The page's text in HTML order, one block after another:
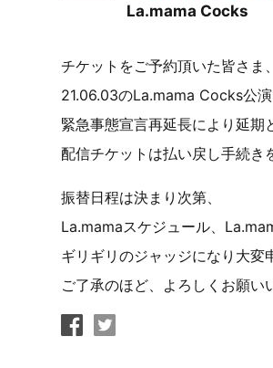
La.mama Cocks
チケットをご予約頂いた皆さま
21.06.03のLa.mama Cocks公演
緊急事態宣言再延長により延期
配信チケットは払い戻し手続き
振替日程は決まり次第、
La.mamaスケジュール、
ギリギリのジャッジになり大変
ご了承のほど、よろしくお願い